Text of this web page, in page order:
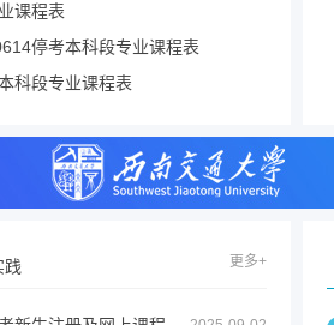
课程表
停考本科段专业课程表
科段专业课程表
更多+
践